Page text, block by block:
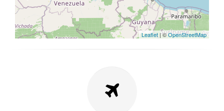
Leaflet | ©OpenStreetMap